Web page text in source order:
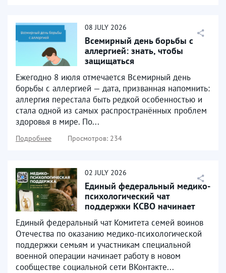
08 JULY 2026
Всемирный день борьбы с
аллергией: знать, чтобы
защищаться
Ежегодно 8 июля отмечается Всемирный день
борьбы с аллергией — дата, призванная напомнить:
аллергия перестала быть редкой особенностью и
стала одной из самых распространённых проблем
здоровья в мире. По...
Подробнее Просмотров: 234
02 JULY 2026
Единый федеральный медико-
психологический чат
поддержки КСВО начинает
Единый федеральный чат Комитета семей воинов
Отечества по оказанию медико-психологической
поддержки семьям и участникам специальной
военной операции начинает работу в новом
сообществе социальной сети ВКонтакте...